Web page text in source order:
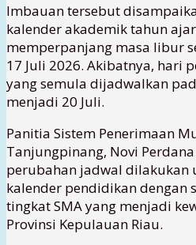
Imbauan tersebut
kalender akademik tahun
memperpanjang masa libur
17 Juli 2026. Akibatnya, hari
yang semula dijadwalkan
menjadi 20 Juli.
Panitia Sistem Penerimaan
Tanjungpinang, Novi
perubahan jadwal dilakukan
kalender pendidikan dengan
tingkat SMA yang menjadi
Provinsi Kepulauan Riau.